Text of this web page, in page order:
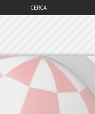
CERCA